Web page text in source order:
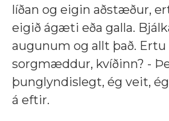
líðan og eigin aðstæður,
eigið ágæti eða galla.
augunum og allt það. Ertu
sorgmæddur, kvíðinn? -
þunglyndislegt, ég veit,
á eftir.